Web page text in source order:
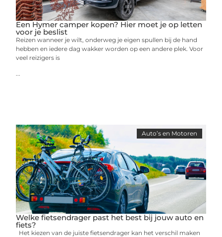
Een Hymer camper kopen? Hier moet je op letten
voor je beslist
Reizen wanneer je wilt, onderweg je eigen spullen bij de hand
hebben en iedere dag wakker worden op een andere plek. Voor
veel reizigers is
Auto’s en Motoren
Welke fietsendrager past het best bij jouw auto en
fiets?
Het kiezen van de juiste fietsendrager kan het verschil maken